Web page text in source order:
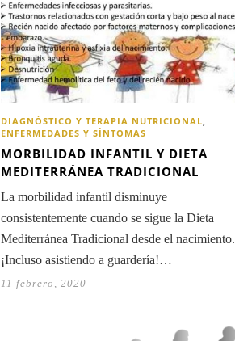
DIAGNÓSTICO Y TERAPIA NUTRICIONAL
ENFERMEDADES Y SÍNTOMAS
MORBILIDAD INFANTIL Y DIETA
MEDITERRÁNEA TRADICIONAL
La morbilidad infantil disminuye
consistentemente cuando se sigue la Dieta
Mediterránea Tradicional desde el nacimiento.
¡Incluso asistiendo a guardería!…
11 febrero, 2020